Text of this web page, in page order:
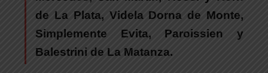
de La Plata, Videla Dorna de Monte,
Simplemente Evita, Paroissien y
Balestrini de La Matanza.